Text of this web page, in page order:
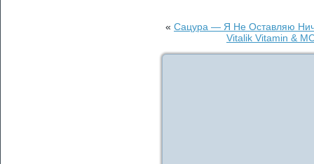
« Сацура — Я Не Оставляю
Vitalik Vitamin &